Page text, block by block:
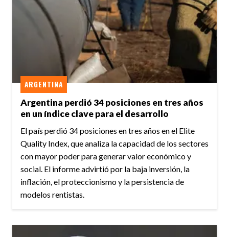
Argentina perdió 34 posiciones en tres años
en un índice clave para el desarrollo
ARGENTINA
El país perdió 34 posiciones en tres años en el Elite
Quality Index, que analiza la capacidad de los sectores
con mayor poder para generar valor económico y
social. El informe advirtió por la baja inversión, la
inflación, el proteccionismo y la persistencia de
modelos rentistas.